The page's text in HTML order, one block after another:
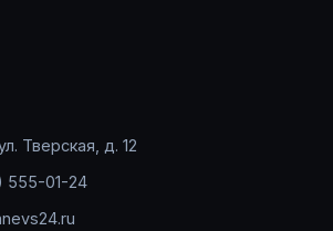
Тверская, д. 12
555-01-24